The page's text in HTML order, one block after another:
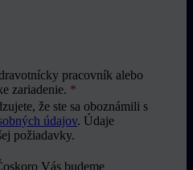
pracovník alebo
zariadenie. *
že ste sa oboznámili s
údajov. Údaje
požiadavky.
Vás budeme